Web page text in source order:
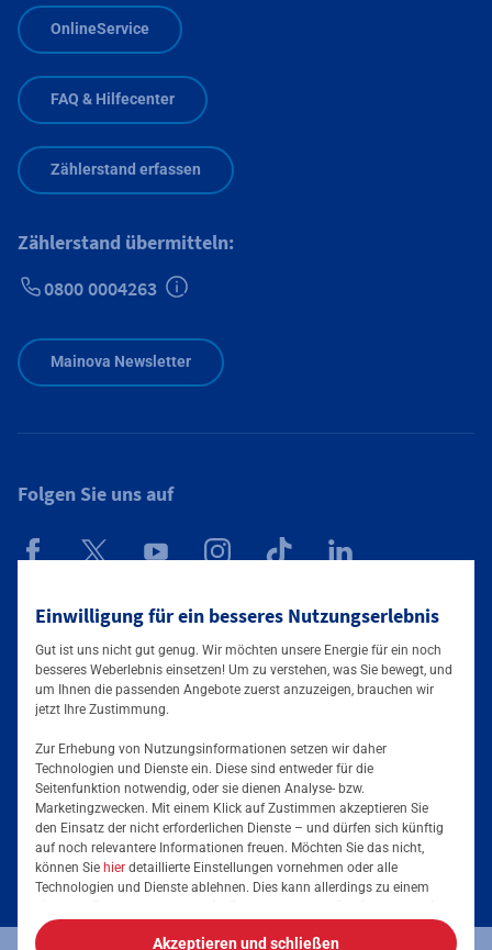
Einwilligung für ein besseres Nutzungserlebnis
Gut ist uns nicht gut genug. Wir möchten unsere Energie für ein noch
besseres Weberlebnis einsetzen! Um zu verstehen, was Sie bewegt, und
um Ihnen die passenden Angebote zuerst anzuzeigen, brauchen wir
jetzt Ihre Zustimmung.
Zur Erhebung von Nutzungsinformationen setzen wir daher
Technologien und Dienste ein. Diese sind entweder für die
Seitenfunktion notwendig, oder sie dienen Analyse- bzw.
Marketingzwecken. Mit einem Klick auf Zustimmen akzeptieren Sie
den Einsatz der nicht erforderlichen Dienste – und dürfen sich künftig
auf noch relevantere Informationen freuen. Möchten Sie das nicht,
können Sie hier detaillierte Einstellungen vornehmen oder alle
Technologien und Dienste ablehnen. Dies kann allerdings zu einem
jederzeit die volle Kontrolle über Ihre Daten, denn die Auswahl kann
jederzeit geändert werden. Weitere Informationen zur Mainova finden
Akzeptieren und schließen
OnlineService
FAQ & Hilfecenter
Zählerstand erfassen
Zählerstand übermitteln:
0800 0004263
Mainova Newsletter
Folgen Sie uns auf
Mainova App
Tarife & Angebote
Strom für Zuhause
Erdgas für Zuhause
Elektromobilität
Services & Informationen
Podcast